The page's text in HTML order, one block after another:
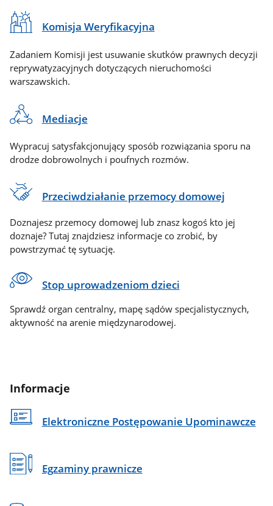
Komisja Weryfikacyjna
Zadaniem Komisji jest usuwanie skutków prawnych decyzji
reprywatyzacyjnych dotyczących nieruchomości
warszawskich.
Mediacje
Wypracuj satysfakcjonujący sposób rozwiązania sporu na
drodze dobrowolnych i poufnych rozmów.
Przeciwdziałanie przemocy domowej
Doznajesz przemocy domowej lub znasz kogoś kto jej
doznaje? Tutaj znajdziesz informacje co zrobić, by
powstrzymać tę sytuację.
Stop uprowadzeniom dzieci
Sprawdź organ centralny, mapę sądów specjalistycznych,
aktywność na arenie międzynarodowej.
Informacje
Elektroniczne Postępowanie Upominawcze
Egzaminy prawnicze